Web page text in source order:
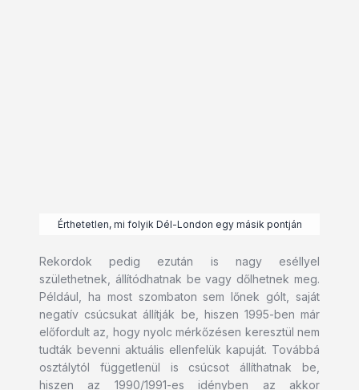
Érthetetlen, mi folyik Dél-London egy másik pontján
Rekordok pedig ezután is nagy eséllyel
születhetnek, állítódhatnak be vagy dőlhetnek meg.
Például, ha most szombaton sem lőnek gólt, saját
negatív csúcsukat állítják be, hiszen 1995-ben már
előfordult az, hogy nyolc mérkőzésen keresztül nem
tudták bevenni aktuális ellenfelük kapuját. Továbbá
osztálytól függetlenül is csúcsot állíthatnak be,
hiszen az 1990/1991-es idényben az akkor